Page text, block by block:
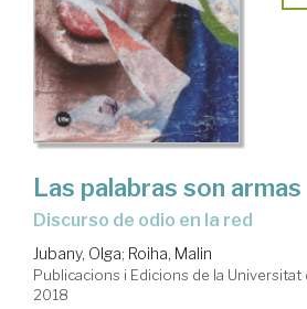
Las palabras son armas
discurso de odio en la red
Jubany, Olga; Roiha, Malin
Publicacions i Edicions de la Universitat
2018